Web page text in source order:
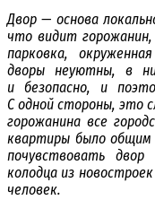
Двор — основа
что видит
парковка,
дворы неуютны, в
и безопасно, и
С одной стороны, это
горожанина все
квартиры было
почувствовать
колодца из
человек.